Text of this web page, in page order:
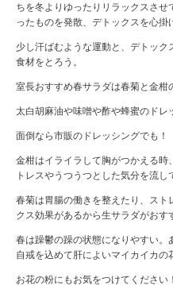
ちを冬よりゆったりリラックスさせ
ったものを発散、デトックスを心掛
少し汗ばむような運動と、デトッ
食材をとろう。
室長おすすめ春サラダは春菊と金柑
太白胡麻油や味噌や酢や蜂蜜のドレ
面倒なら市販のドレッシングでも！
金柑はイライラして胸がつかえる時
トレスやうつうつとした気分を流し
春菊は胃腸の働きを整えたり、スト
クス効果があるから生サラダがおす
春は躁鬱の躁の状態になりやすい。
自戒を込めて肝によいマイカイカの
お花の粉にもお気をつけてください！